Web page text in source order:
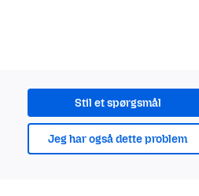
Stil et spørgsmål
Jeg har også dette problem